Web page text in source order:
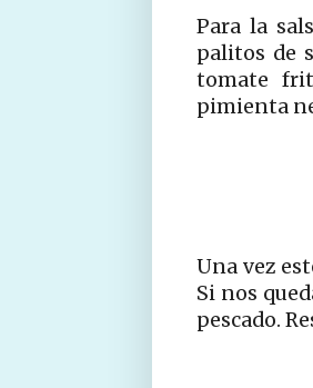
Para la
palitos de
tomate
pimienta
Una vez
Si nos
pescado.